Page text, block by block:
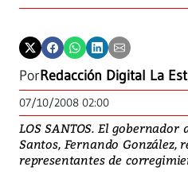
PorRedacción Digital La
07/10/2008 02:00
LOS SANTOS. El
Santos, Fernando González,
representantes de